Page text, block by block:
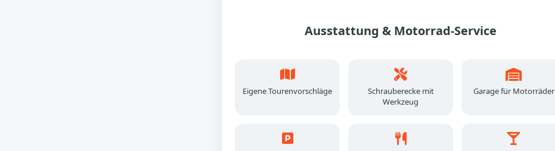
Ausstattung & Motorrad-Service
Eigene Tourenvorschläge
Schrauberecke mit
Werkzeug
Garage für Motorräder